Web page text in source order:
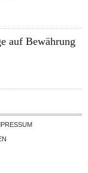
auf Bewährung